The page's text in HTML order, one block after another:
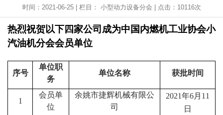
时间：2021-06-25 | 栏目： 小型动力设备分会 | 点击： 10116次
热烈祝贺以下四家公司成为中国内燃机工业协会小
汽油机分会会员单位
序号
单位职
务
单位名称 获批时间
1
会员单
位
余姚市捷辉机械有限公
司
2021年6月11
日